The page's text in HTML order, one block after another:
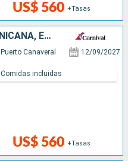
US$ 560 +Tasas
BAHAMAS, REPÚBLICA DOMINICANA, ESTADOS UNIDOS
Puerto Canaveral 12/09/2027
US$ 560 +Tasas
Comidas incluidas